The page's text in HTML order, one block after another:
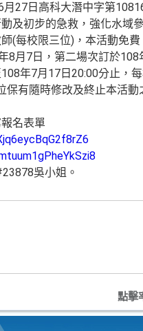
27日高科大潛中字第
及初步的急救，強化水域
(每校限三位)，本活動免
8月7日，第二場次訂於108
年7月17日20:00分止，
保有隨時修改及終止本活
名表單
吳小姐。
點擊